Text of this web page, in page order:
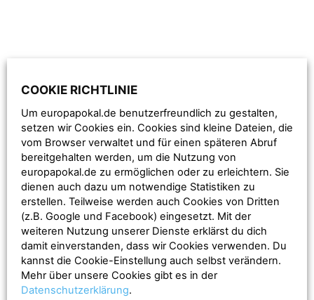
Damit dürfte er sich bei den Anhängern seines ehemaligen
Vereins äußerst unbeliebt gemacht haben. Beim nächsten
Gastauftritt mit seinem aktuellen Verein FC Chelsea bei
Paris Saint-Germain durfte das im „Parc des Princes“
unüberhörbar sein. Allerdings wird es dazu in dieser
Saison wohl nicht mehr kommen, weil David Luiz mit dem
FC Chelsea nicht im internationalen Wettbewerb vertreten
COOKIE RICHTLINIE
Um europapokal.de benutzerfreundlich zu gestalten,
setzen wir Cookies ein. Cookies sind kleine Dateien, die
vom Browser verwaltet und für einen späteren Abruf
bereitgehalten werden, um die Nutzung von
europapokal.de zu ermöglichen oder zu erleichtern. Sie
dienen auch dazu um notwendige Statistiken zu
erstellen. Teilweise werden auch Cookies von Dritten
(z.B. Google und Facebook) eingesetzt. Mit der
weiteren Nutzung unserer Dienste erklärst du dich
damit einverstanden, dass wir Cookies verwenden. Du
kannst die Cookie-Einstellung auch selbst verändern.
Mehr über unsere Cookies gibt es in der
Datenschutzerklärung.